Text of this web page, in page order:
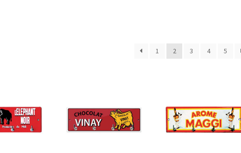
1 2 3 4 5